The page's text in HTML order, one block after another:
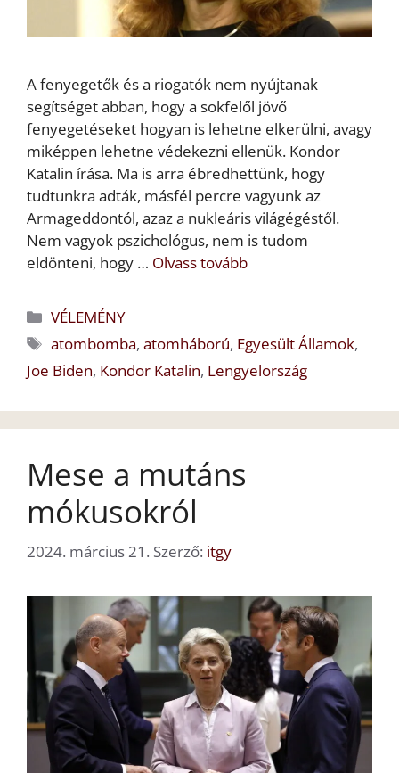
A fenyegetők és a riogatók nem nyújtanak
segítséget abban, hogy a sokfelől jövő
fenyegetéseket hogyan is lehetne elkerülni, avagy
miképpen lehetne védekezni ellenük. Kondor
Katalin írása. Ma is arra ébredhettünk, hogy
tudtunkra adták, másfél percre vagyunk az
Armageddontól, azaz a nukleáris világégéstől.
Nem vagyok pszichológus, nem is tudom
eldönteni, hogy … Olvass tovább
Kategória
VÉLEMÉNY
Címkék
atombomba,atomháború, Egyesült Államok,
Joe Biden, Kondor Katalin, Lengyelország
Mese a mutáns
mókusokról
2024. március 21. Szerző: itgy